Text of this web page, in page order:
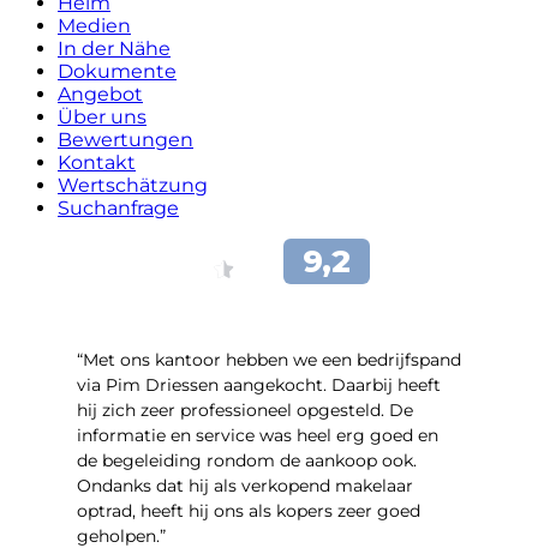
Medien
In der Nähe
Dokumente
Angebot
Über uns
Bewertungen
Kontakt
Wertschätzung
Suchanfrage
“Met ons kantoor hebben we een bedrijfspand
via Pim Driessen aangekocht. Daarbij heeft
hij zich zeer professioneel opgesteld. De
informatie en service was heel erg goed en
de begeleiding rondom de aankoop ook.
Ondanks dat hij als verkopend makelaar
optrad, heeft hij ons als kopers zeer goed
geholpen.”